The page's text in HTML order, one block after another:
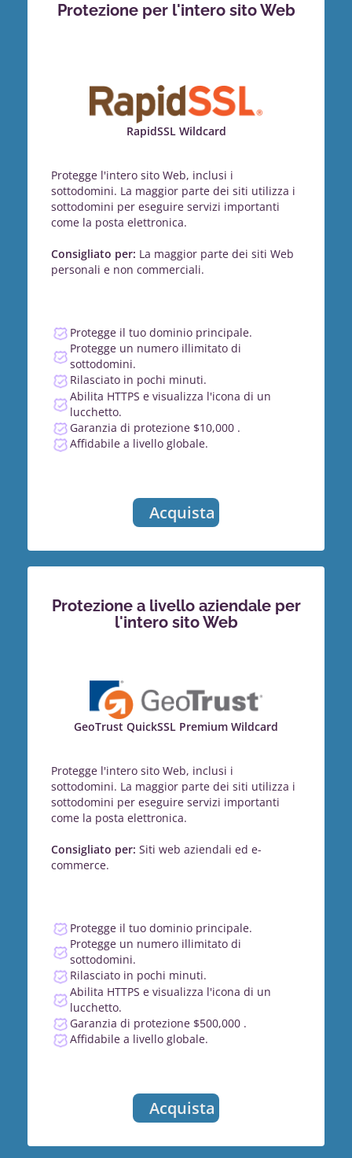
Protezione per l'intero sito Web
RapidSSL Wildcard
Protegge l'intero sito Web, inclusi i
sottodomini. La maggior parte dei siti utilizza i
sottodomini per eseguire servizi importanti
come la posta elettronica.
Consigliato per: La maggior parte dei siti Web
personali e non commerciali.
Protegge il tuo dominio principale.
Protegge un numero illimitato di
sottodomini.
Rilasciato in pochi minuti.
Abilita HTTPS e visualizza l'icona di un
lucchetto.
Garanzia di protezione $10,000 .
Affidabile a livello globale.
Acquista
Protezione a livello aziendale per
l'intero sito Web
GeoTrust QuickSSL Premium Wildcard
Protegge l'intero sito Web, inclusi i
sottodomini. La maggior parte dei siti utilizza i
sottodomini per eseguire servizi importanti
come la posta elettronica.
Consigliato per: Siti web aziendali ed e-
commerce.
Protegge il tuo dominio principale.
Protegge un numero illimitato di
sottodomini.
Rilasciato in pochi minuti.
Abilita HTTPS e visualizza l'icona di un
lucchetto.
Garanzia di protezione $500,000 .
Affidabile a livello globale.
Acquista